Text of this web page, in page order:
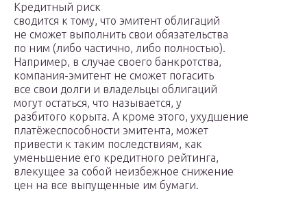
Кредитный риск
сводится к тому, что эмитент облигаций
не сможет выполнить свои обязательства
по ним (либо частично, либо полностью).
Например, в случае своего банкротства,
компания-эмитент не сможет погасить
все свои долги и владельцы облигаций
могут остаться, что называется, у
разбитого корыта. А кроме этого, ухудшение
платёжеспособности эмитента, может
привести к таким последствиям, как
уменьшение его кредитного рейтинга,
влекущее за собой неизбежное снижение
цен на все выпущенные им бумаги.